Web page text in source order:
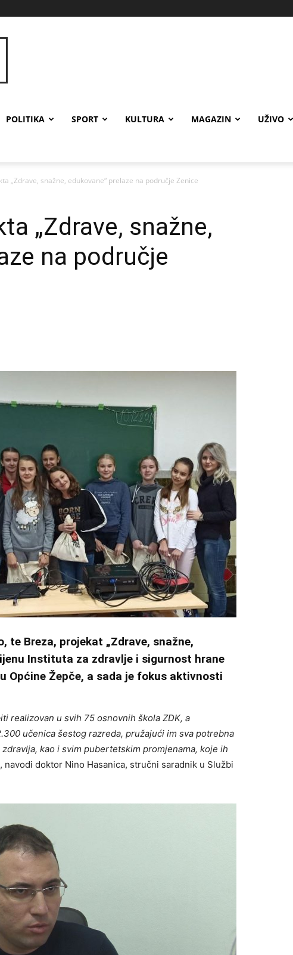
POLITIKA SPORT KULTURA MAGAZIN UŽIVO
„Zdrave, snažne, edukovane“ prelaze na područje Zenice
„Zdrave, snažne,
na područje
te Breza, projekat „Zdrave, snažne,
Instituta za zdravlje i sigurnost hrane
Općine Žepče, a sada je fokus aktivnosti
realizovan u svih 75 osnovnih škola ZDK, a
učenica šestog razreda, pružajući im sva potrebna
kao i svim pubertetskim promjenama, koje ih
, navodi doktor Nino Hasanica, stručni saradnik u Službi